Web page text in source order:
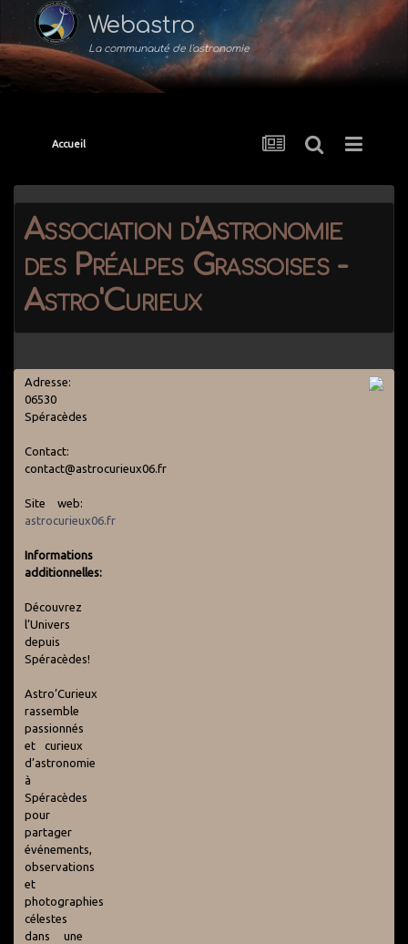
Webastro
La communauté de l'astronomie
Accueil
Association d'Astronomie
des Préalpes Grassoises -
Astro'Curieux
Adresse:
06530
Spéracèdes
Contact:
contact@astrocurieux06.fr
Site web:
astrocurieux06.fr
Informations
additionnelles:
Découvrez
l’Univers
depuis
Spéracèdes!
Astro’Curieux
rassemble
passionnés
et curieux
d’astronomie
à
Spéracèdes
pour
partager
événements,
observations
et
photographies
célestes
dans une